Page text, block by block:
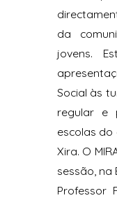
da
jovens.
Social às
regular e
escolas do
Xira. O
sessão, na
Professor